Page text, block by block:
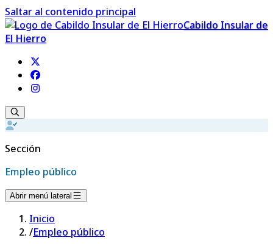
Saltar al contenido principal
Cabildo Insular de
El Hierro
Sección
Empleo público
Abrir menú lateral
Inicio
/Empleo público